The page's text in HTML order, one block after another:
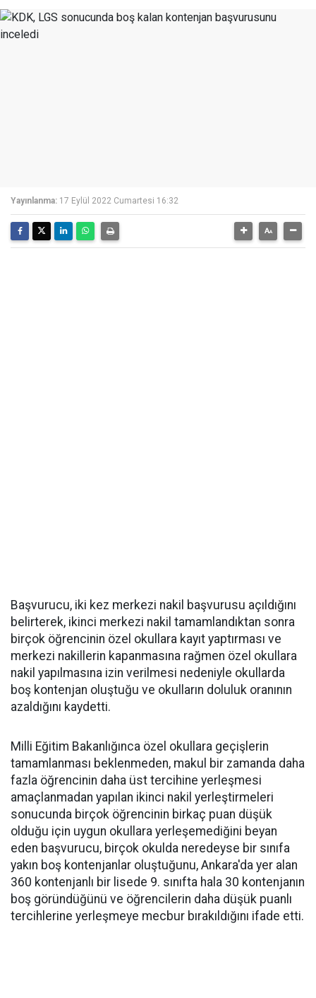
Yayınlanma: 17 Eylül 2022 Cumartesi 16:32
Başvurucu, iki kez merkezi nakil başvurusu açıldığını
belirterek, ikinci merkezi nakil tamamlandıktan sonra
birçok öğrencinin özel okullara kayıt yaptırması ve
merkezi nakillerin kapanmasına rağmen özel okullara
nakil yapılmasına izin verilmesi nedeniyle okullarda
boş kontenjan oluştuğu ve okulların doluluk oranının
azaldığını kaydetti.
Milli Eğitim Bakanlığınca özel okullara geçişlerin
tamamlanması beklenmeden, makul bir zamanda daha
fazla öğrencinin daha üst tercihine yerleşmesi
amaçlanmadan yapılan ikinci nakil yerleştirmeleri
sonucunda birçok öğrencinin birkaç puan düşük
olduğu için uygun okullara yerleşemediğini beyan
eden başvurucu, birçok okulda neredeyse bir sınıfa
yakın boş kontenjanlar oluştuğunu, Ankara'da yer alan
360 kontenjanlı bir lisede 9. sınıfta hala 30 kontenjanın
boş göründüğünü ve öğrencilerin daha düşük puanlı
tercihlerine yerleşmeye mecbur bırakıldığını ifade etti.